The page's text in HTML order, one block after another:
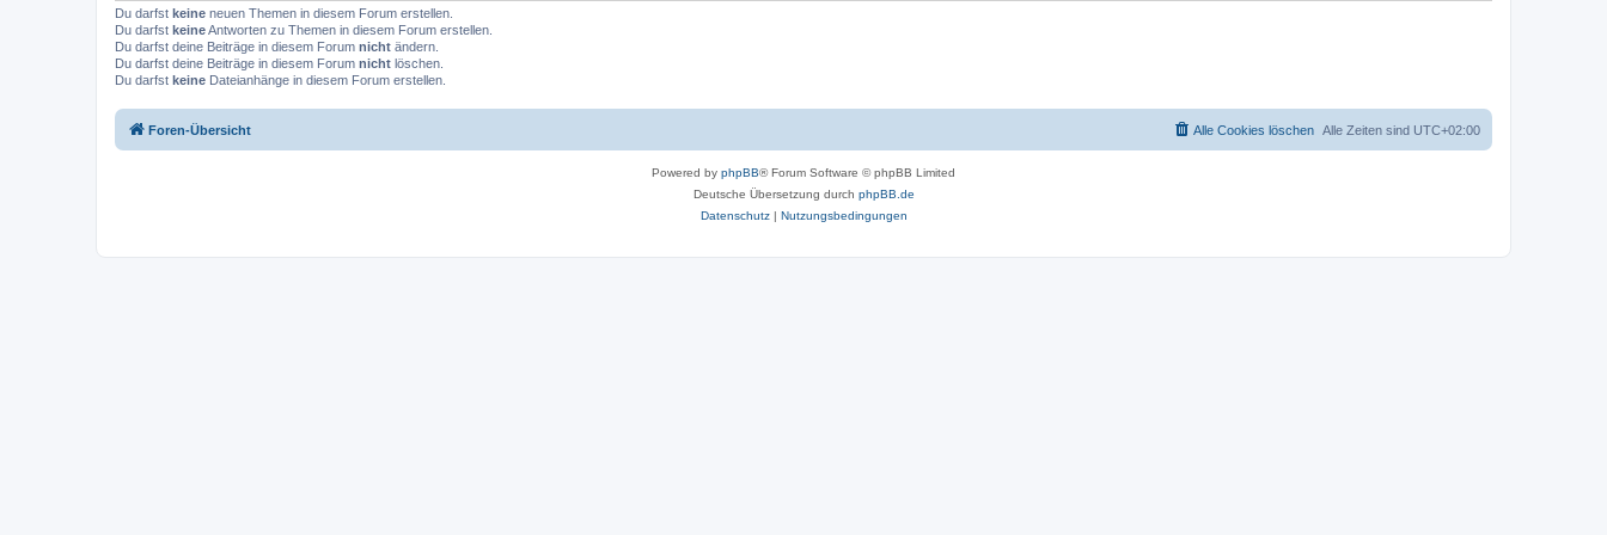
Du darfst keine neuen Themen in diesem Forum erstellen.
Du darfst keineAntworten zu Themen in diesem Forum erstellen.
Du darfst deine Beiträge in diesem Forum nicht ändern.
Du darfst deine Beiträge in diesem Forum nicht löschen.
Du darfst keine Dateianhänge in diesem Forum erstellen.
Foren-Übersicht Alle Zeiten sind UTC+02:00
Alle Cookies löschen
Powered by phpBB® Forum Software © phpBB Limited
Deutsche Übersetzung durch phpBB.de
Datenschutz| Nutzungsbedingungen